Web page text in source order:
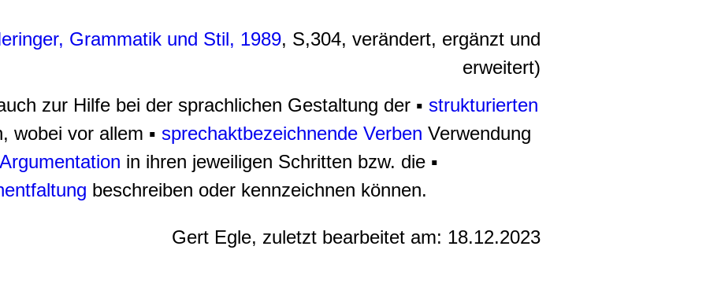
Grammatik und Stil, 1989, S,304, verändert, ergänzt und
erweitert)
zur Hilfe bei der sprachlichen Gestaltung der ▪ strukturierten
wobei vor allem ▪ sprechaktbezeichnende Verben Verwendung
Argumentation in ihren jeweiligen Schritten bzw. die ▪
beschreiben oder kennzeichnen können.
Gert Egle, zuletzt bearbeitet am: 18.12.2023